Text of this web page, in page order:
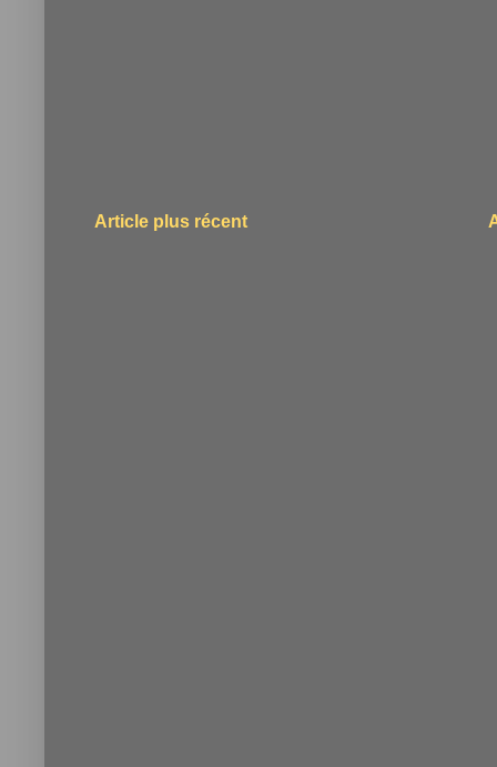
Article plus récent